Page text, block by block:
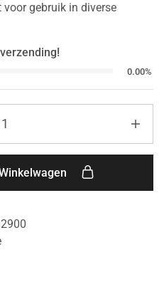
gebruik in diverse
0.00%